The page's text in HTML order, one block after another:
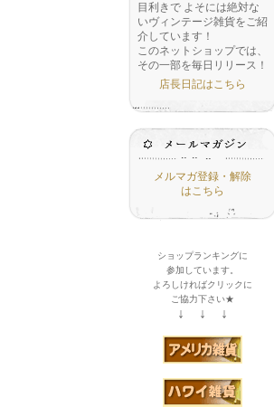
目利きで よそには絶対な
いヴィンテージ雑貨をご紹
介しています！
このネットショップでは、
その一部を毎日リリース！
店長日記はこちら
メルマガ登録・解除
はこちら
ショップランキングに
参加しています。
よろしければクリックに
ご協力下さい★
↓ ↓ ↓